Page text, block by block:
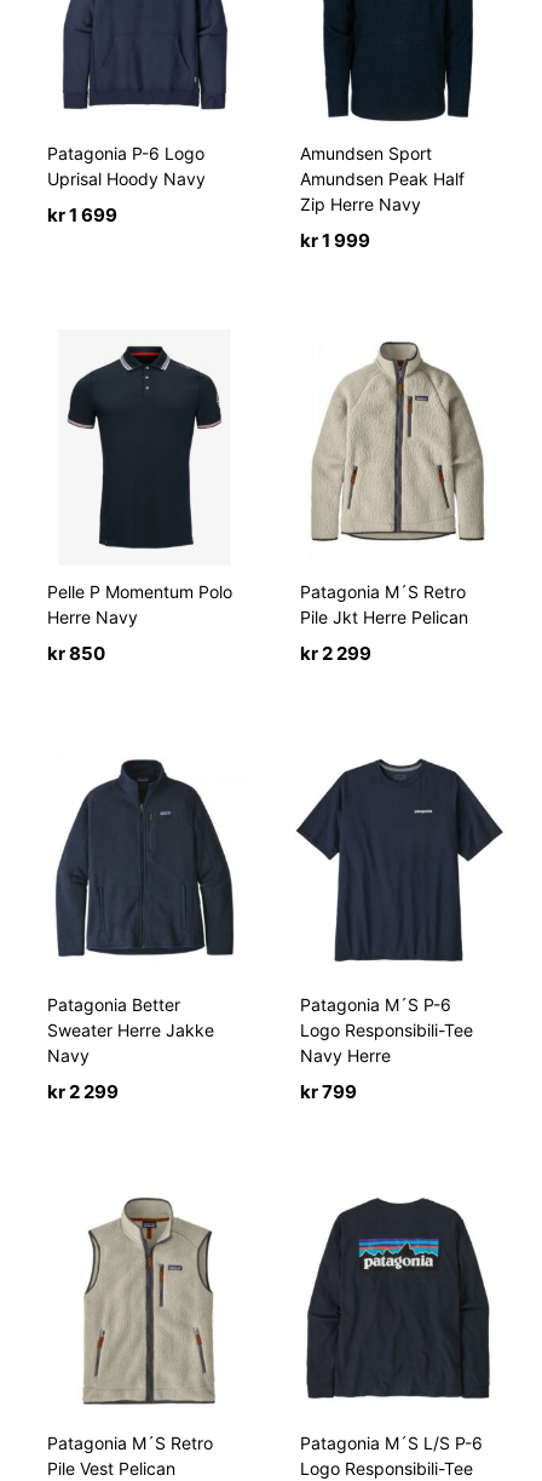
Patagonia P-6 Logo
Uprisal Hoody Navy
kr1 699
Amundsen Sport
Amundsen Peak Half
Zip Herre Navy
kr1 999
Pelle P Momentum Polo
Herre Navy
kr850
Patagonia M´S Retro
Pile Jkt Herre Pelican
kr 2 299
Patagonia Better
Sweater Herre Jakke
Navy
kr 2 299
Patagonia M´S P-6
Logo Responsibili-Tee
Navy Herre
kr799
Patagonia M´S Retro
Pile Vest Pelican
Patagonia M´S L/S P-6
Logo Responsibili-Tee